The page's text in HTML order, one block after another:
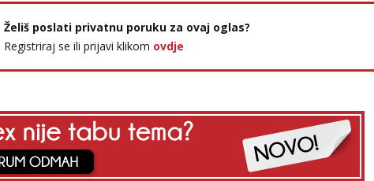
Želiš poslati privatnu poruku za ovaj oglas?
Registriraj se ili prijavi klikom ovdje